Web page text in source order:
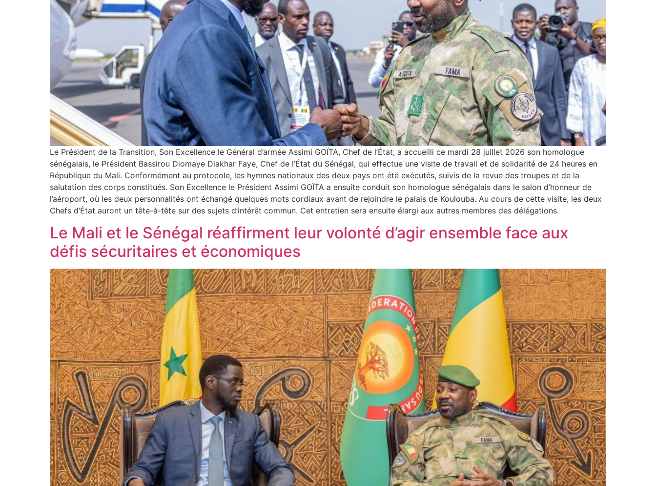
Le Président de la Transition, Son Excellence le Général d’armée Assimi GOÏTA, Chef de l’État, a accueilli ce mardi 28 juillet 2026 son homologue
sénégalais, le Président Bassirou Diomaye Diakhar Faye, Chef de l’État du Sénégal, qui effectue une visite de travail et de solidarité de 24 heures en
République du Mali. Conformément au protocole, les hymnes nationaux des deux pays ont été exécutés, suivis de la revue des troupes et de la
salutation des corps constitués. Son Excellence le Président Assimi GOÏTA a ensuite conduit son homologue sénégalais dans le salon d’honneur de
l’aéroport, où les deux personnalités ont échangé quelques mots cordiaux avant de rejoindre le palais de Koulouba. Au cours de cette visite, les deux
Chefs d’État auront un tête-à-tête sur des sujets d’intérêt commun. Cet entretien sera ensuite élargi aux autres membres des délégations.
Le Mali et le Sénégal réaffirment leur volonté d’agir ensemble face aux
défis sécuritaires et économiques